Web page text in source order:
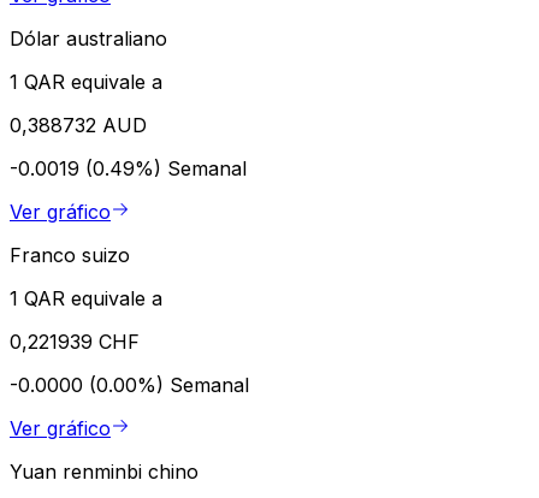
Dólar australiano
1 QAR equivale a
0,388732 AUD
-0.0019 (0.49%) Semanal
Ver gráfico
Franco suizo
1 QAR equivale a
0,221939 CHF
-0.0000 (0.00%) Semanal
Ver gráfico
Yuan renminbi chino